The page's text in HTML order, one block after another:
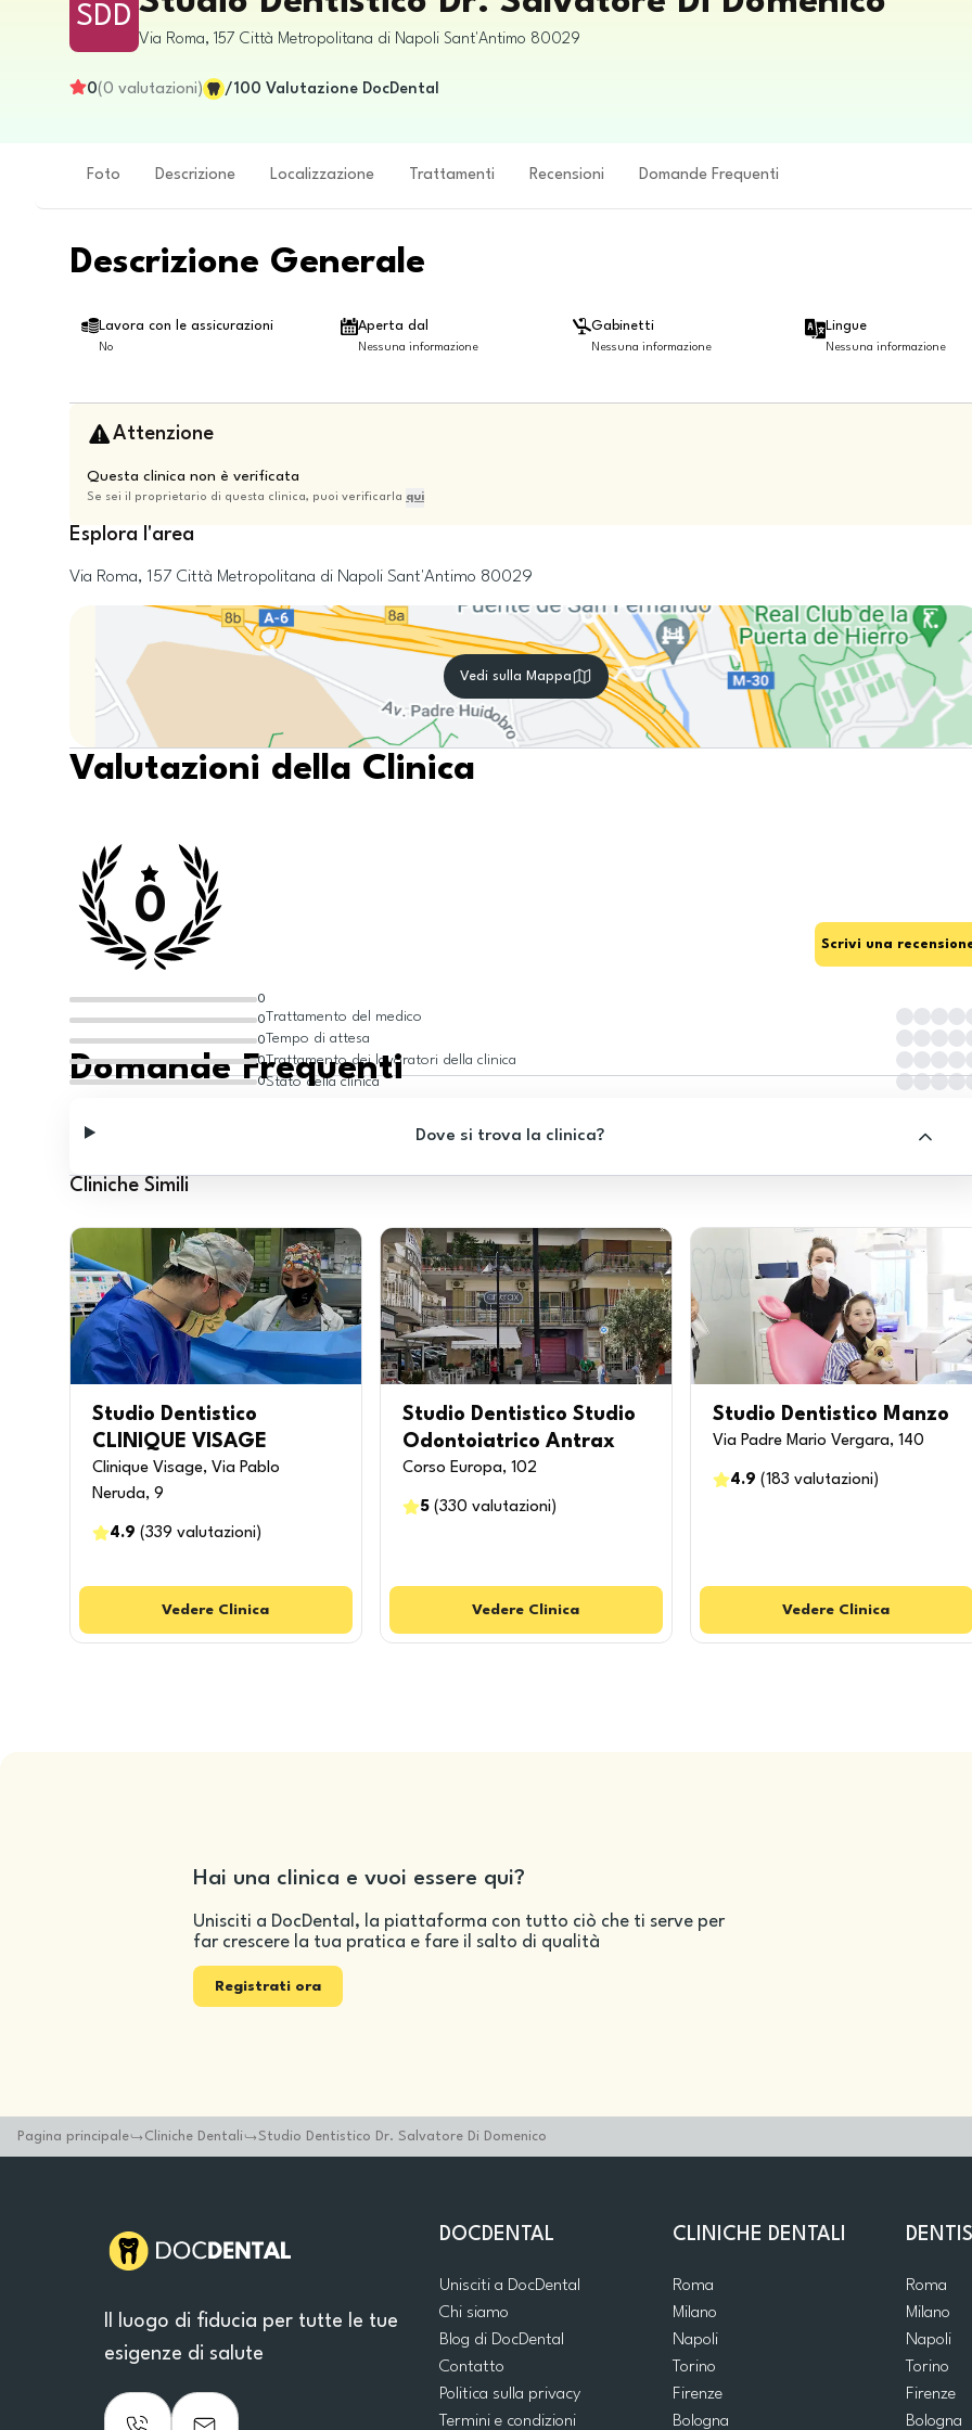
SDD
Via Roma, 157 Città Metropolitana di Napoli Sant'Antimo 80029
0(0 valutazioni) /100 Valutazione DocDental
Foto Descrizione Localizzazione Trattamenti Recensioni Domande Frequenti
Descrizione Generale
Lavora con le assicurazioni
No
Aperta dal
Nessuna informazione
Gabinetti
Nessuna informazione
Lingue
Nessuna informazione
Attenzione
Questa clinica non è verificata
Se sei il proprietario di questa clinica, puoi verificarla qui
Esplora l'area
Via Roma, 157 Città Metropolitana di Napoli Sant'Antimo 80029
Vedi sulla Mappa
Valutazioni della Clinica
0
0
0
0
0
0
Scrivi una
Trattamento del medico
Tempo di attesa
Trattamento dei lavoratori della clinica
Stato della clinica
Domande Frequenti
Dove si trova la clinica?
Cliniche Simili
Studio Dentistico
CLINIQUE VISAGE
Clinique Visage, Via Pablo
Neruda, 9
4.9 (339 valutazioni )
Vedere Clinica
Studio Dentistico Studio
Odontoiatrico Antrax
Corso Europa, 102
5(330 valutazioni )
Vedere Clinica
Studio Dentistico Manzo
Via Padre Mario Vergara, 140
4.9 (183 valutazioni )
Vedere Clinica
Hai una clinica e vuoi essere qui?
Unisciti a DocDental, la piattaforma con tutto ciò che ti serve per
far crescere la tua pratica e fare il salto di qualità
Registrati ora
Pagina principale Cliniche Dentali Studio Dentistico Dr. Salvatore Di Domenico
Il luogo di fiducia per tutte le tue
esigenze di salute
DOCDENTAL
Unisciti a DocDental
Chi siamo
Blog di DocDental
Contatto
Politica sulla privacy
Termini e condizioni
CLINICHE DENTALI
Roma
Milano
Napoli
Torino
Firenze
Bologna
Roma
Milano
Napoli
Torino
Firenze
Bologna